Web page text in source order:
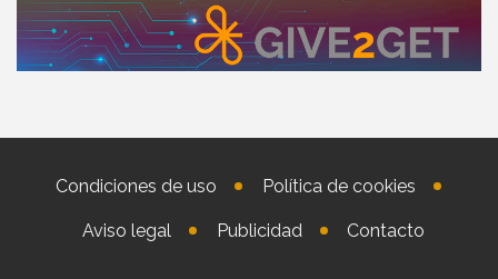
Condiciones de uso Política de cookies
Aviso legal Publicidad Contacto